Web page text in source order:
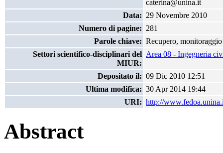
caterina@unina.it
Data: 29 Novembre 2010
Numero di pagine: 281
Parole chiave: Recupero,
Settori scientifico-disciplinari del
MIUR:
Area 08 - Ingegneria
Depositato il: 09 Dic 2010 12:51
Ultima modifica: 30 Apr 2014 19:44
URI: http://
Abstract